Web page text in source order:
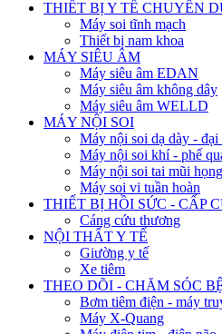
THIẾT BỊ Y TẾ CHUYÊN
Máy soi tĩnh mạch
Thiết bị nam khoa
MÁY SIÊU ÂM
Máy siêu âm EDAN
Máy siêu âm không dây
Máy siêu âm WELLD
MÁY NỘI SOI
Máy nội soi dạ dày - đại
Máy nội soi khí - phế
Máy nội soi tai mũi họng
Máy soi vi tuần hoàn
THIẾT BỊ HỒI SỨC - CẤP
Cáng cứu thương
NỘI THẤT Y TẾ
Giường y tế
Xe tiêm
THEO DÕI - CHĂM SÓC
Bơm tiêm điện - máy
Máy X-Quang